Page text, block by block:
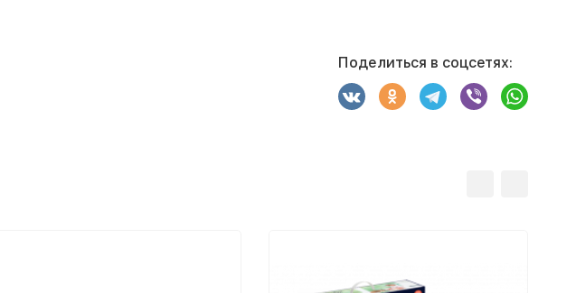
Поделиться в соцсетях: